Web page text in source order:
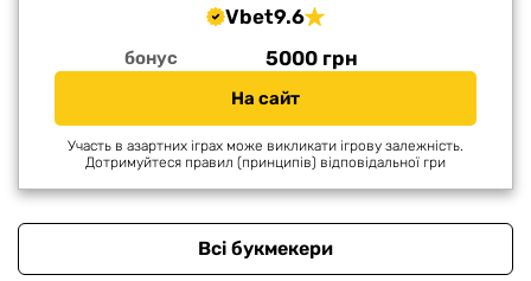
Vbet9.6
бонус 5000 грн
На сайт
Участь в азартних іграх може викликати ігрову залежність.
Дотримуйтеся правил (принципів) відповідальної гри
Всі букмекери